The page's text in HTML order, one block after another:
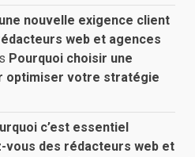
nouvelle exigence client
web et agences
Pourquoi choisir une
optimiser votre stratégie
c’est essentiel
vous des rédacteurs web et